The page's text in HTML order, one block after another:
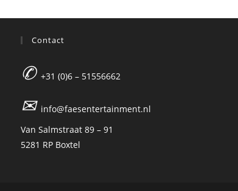
Contact
✆ +31 (0)6 – 51556662
✉ info@faesentertainment.nl
Van Salmstraat 89 – 91
5281 RP Boxtel